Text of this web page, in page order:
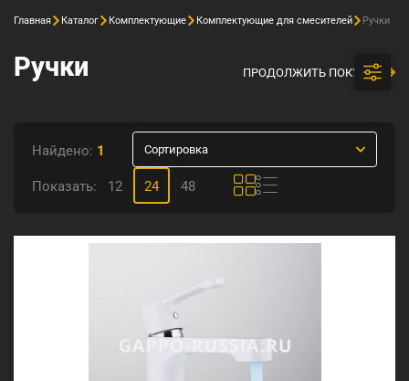
Главная Каталог Комплектующие Комплектующие для смесителей Ручки
Ручки ПРОДОЛЖИТЬ ПОКУПКИ
Найдено: 1 Сортировка
Показать: 12 24 48